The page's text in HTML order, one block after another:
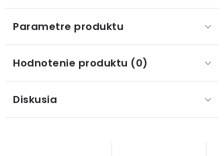
Parametre produktu
Hodnotenie produktu (0)
Diskusia